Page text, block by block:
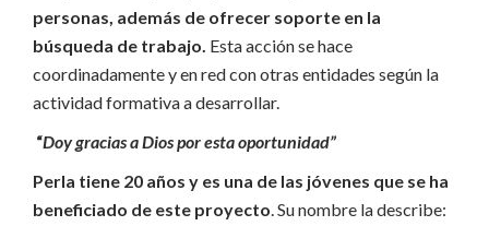
personas, además de ofrecer soporte en la
búsqueda de trabajo. Esta acción se hace
coordinadamente y en red con otras entidades según la
actividad formativa a desarrollar.
“Doy gracias a Dios por esta oportunidad”
Perla tiene 20 años y es una de las jóvenes que se ha
beneficiado de este proyecto. Su nombre la describe: